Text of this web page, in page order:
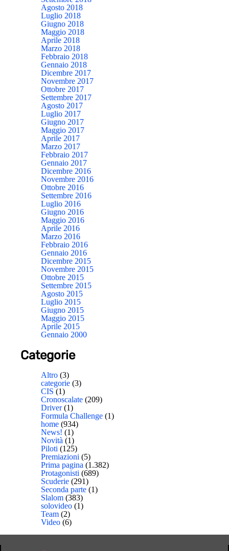
Agosto 2018
Luglio 2018
Giugno 2018
Maggio 2018
Aprile 2018
Marzo 2018
Febbraio 2018
Gennaio 2018
Dicembre 2017
Novembre 2017
Ottobre 2017
Settembre 2017
Agosto 2017
Luglio 2017
Giugno 2017
Maggio 2017
Aprile 2017
Marzo 2017
Febbraio 2017
Gennaio 2017
Dicembre 2016
Novembre 2016
Ottobre 2016
Settembre 2016
Luglio 2016
Giugno 2016
Maggio 2016
Aprile 2016
Marzo 2016
Febbraio 2016
Gennaio 2016
Dicembre 2015
Novembre 2015
Ottobre 2015
Settembre 2015
Agosto 2015
Luglio 2015
Giugno 2015
Maggio 2015
Aprile 2015
Gennaio 2000
Categorie
Altro (3)
categorie (3)
CIS (1)
Cronoscalate (209)
Driver(1)
Formula Challenge (1)
home (934)
News! (1)
Novità (1)
Piloti (125)
Premiazioni (5)
Prima pagina (1.382)
Protagonisti (689)
Scuderie (291)
Seconda parte (1)
Slalom (383)
solovideo (1)
Team (2)
Video (6)